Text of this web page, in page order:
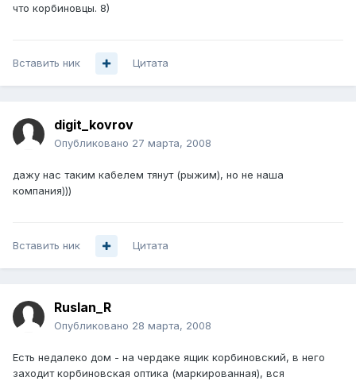
что корбиновцы. 8)
Вставить ник Цитата
digit_kovrov
Опубликовано 27 марта, 2008
дажу нас таким кабелем тянут (рыжим), но не наша
компания)))
Вставить ник Цитата
Ruslan_R
Опубликовано 28 марта, 2008
Есть недалеко дом - на чердаке ящик корбиновский, в него
заходит корбиновская оптика (маркированная), вся